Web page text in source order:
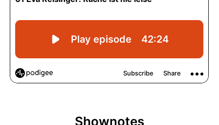
Shownotes